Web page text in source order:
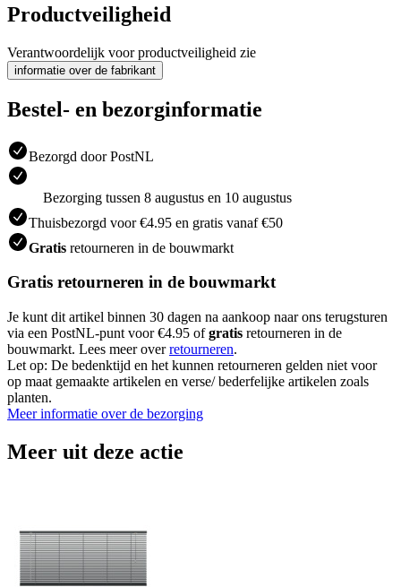
Productveiligheid
Verantwoordelijk voor productveiligheid zie
informatie over de fabrikant
Bestel- en bezorginformatie
Bezorgd door PostNL
Bezorging tussen 8 augustus en 10 augustus
Thuisbezorgd voor €4.95 en gratis vanaf €50
Gratis retourneren in de bouwmarkt
Gratis retourneren in de bouwmarkt
Je kunt dit artikel binnen 30 dagen na aankoop naar ons terugsturen
via een PostNL-punt voor €4.95 ofgratis retourneren in de
bouwmarkt. Lees meer overretourneren.
Let op: De bedenktijd en het kunnen retourneren gelden niet voor
op maat gemaakte artikelen en verse/ bederfelijke artikelen zoals
planten.
Meer informatie over de bezorging
Meer uit deze actie